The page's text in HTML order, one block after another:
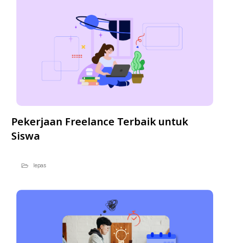
Pekerjaan Freelance Terbaik untuk
Siswa
lepas